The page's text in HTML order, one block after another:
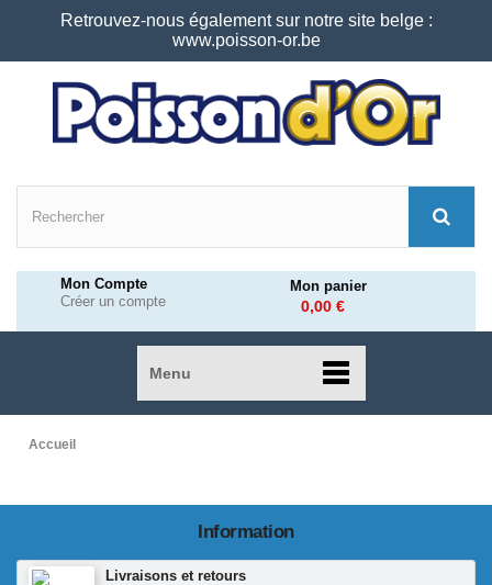
Retrouvez-nous également sur notre site belge :
www.poisson-or.be
Mon Compte
Créer un compte
Mon panier
0,00 €
Menu
Accueil
Information
Livraisons et retours